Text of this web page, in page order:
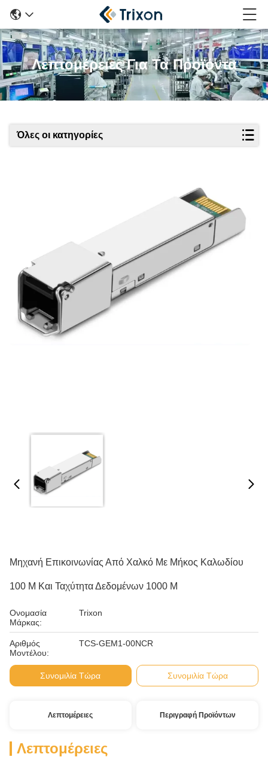
Λεπτομέρειες Για Τα Προϊόντα
Όλες οι κατηγορίες
Μηχανή Επικοινωνίας Από Χαλκό Με Μήκος Καλωδίου
100 M Και Ταχύτητα Δεδομένων 1000 M
Ονομασία
Μάρκας:
Trixon
Αριθμός
Μοντέλου:
TCS-GEM1-00NCR
Συνομιλία Τώρα Συνομιλία Τώρα
Λεπτομέρειες Περιγραφή Προϊόντων
Λεπτομέρειες